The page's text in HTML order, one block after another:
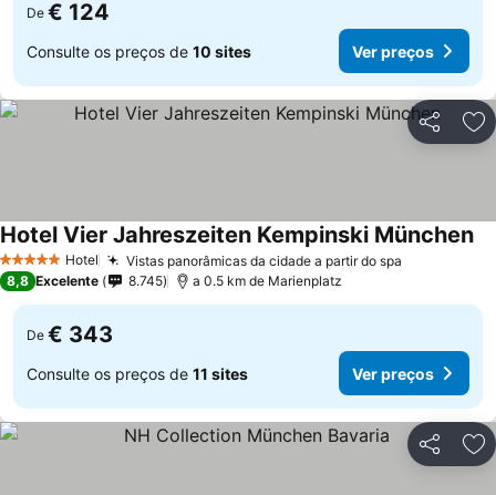
De € 124
Consulte os preços de 10 sites Ver preços
Partilhar
5 Estrelas Hotel Vistas panorâmicas da cidade a partir do spa
Hotel Vier Jahreszeiten Kempinski München
8,8 Excelente 8.745 a 0.5 km de Marienplatz
De € 343
Consulte os preços de 11 sites Ver preços
Partilhar